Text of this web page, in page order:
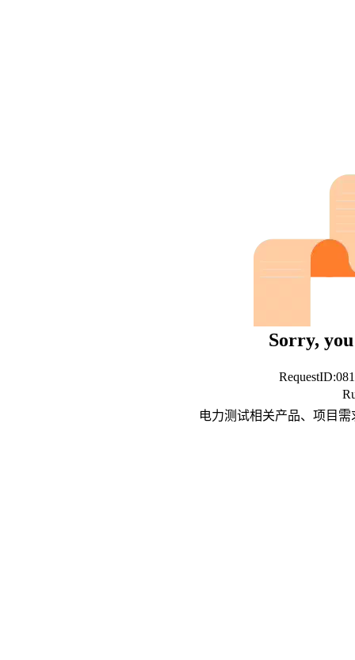
Sorry,
RequestID:
电力测试相关产品、项目